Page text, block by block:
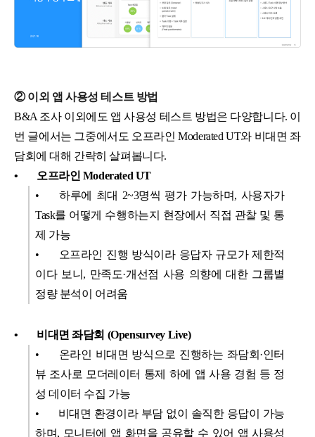
② 이외 앱 사용성 테스트 방법
B&A 조사 이외에도 앱 사용성 테스트 방법은 다양합니다. 이
번 글에서는 그중에서도 오프라인 Moderated UT와 비대면 좌
담회에 대해 간략히 살펴봅니다.
•
오프라인 Moderated UT
•
하루에 최대 2~3명씩 평가 가능하며, 사용자가
Task를 어떻게 수행하는지 현장에서 직접 관찰 및 통
제 가능
•
오프라인 진행 방식이라 응답자 규모가 제한적
이다 보니, 만족도·개선점 사용 의향에 대한 그룹별
정량 분석이 어려움
•
비대면 좌담회 (Opensurvey Live)
•
온라인 비대면 방식으로 진행하는 좌담회·인터
뷰 조사로 모더레이터 통제 하에 앱 사용 경험 등 정
성 데이터 수집 가능
•
비대면 환경이라 부담 없이 솔직한 응답이 가능
하며, 모니터에 앱 화면을 공유할 수 있어 앱 사용성